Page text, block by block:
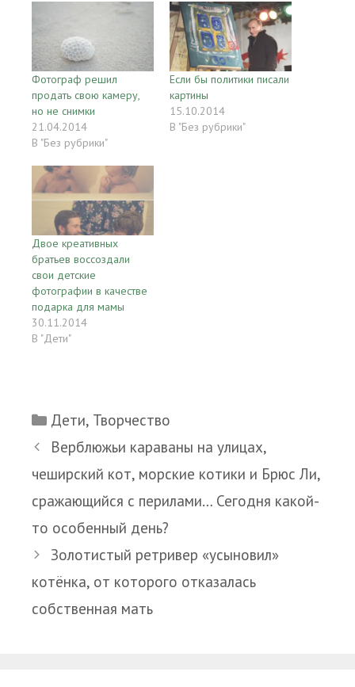
Фотограф решил
продать свою камеру,
но не снимки
21.04.2014
В "Без рубрики"
Если бы политики писали
картины
15.10.2014
В "Без рубрики"
Двое креативных
братьев воссоздали
свои детские
фотографии в качестве
подарка для мамы
30.11.2014
В "Дети"
Рубрики
Дети, Творчество
Верблюжьи караваны на улицах,
чеширский кот, морские котики и Брюс Ли,
сражающийся с перилами… Сегодня какой-
то особенный день?
Золотистый ретривер «усыновил»
котёнка, от которого отказалась
собственная мать